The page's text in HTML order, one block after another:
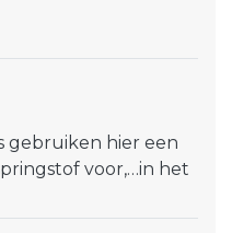
gebruiken hier een
voor,…in het